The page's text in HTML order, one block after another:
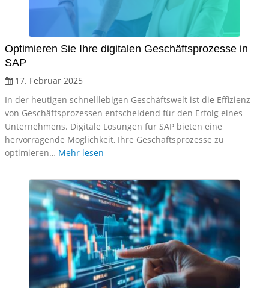
Optimieren Sie Ihre digitalen Geschäftsprozesse in
SAP
17. Februar 2025
In der heutigen schnelllebigen Geschäftswelt ist die Effizienz
von Geschäftsprozessen entscheidend für den Erfolg eines
Unternehmens. Digitale Lösungen für SAP bieten eine
hervorragende Möglichkeit, Ihre Geschäftsprozesse zu
optimieren… Mehr lesen